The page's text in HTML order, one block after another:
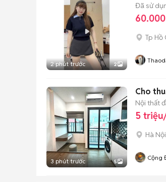
2 phút trước 2
Đã sử
Tp Hồ
3 phút trước 5
Cho
Nội thất
5
Hà Nội
Cộng